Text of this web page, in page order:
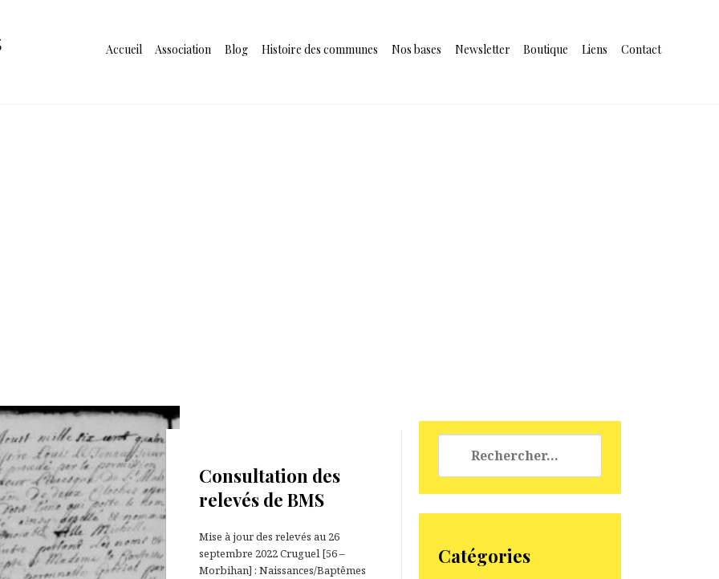
Accueil Association Blog Histoire des communes Nos bases Newsletter Boutique Liens Contact
Consultation des
relevés de BMS
Mise à jour des relevés au 26
septembre 2022 Cruguel [56 –
Morbihan] : Naissances/Baptêmes
Catégories